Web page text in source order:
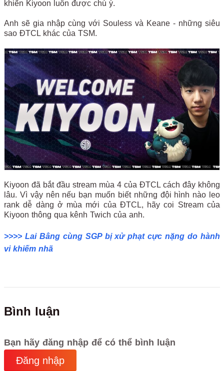
khiến Kiyoon luôn được chú ý.
Anh sẽ gia nhập cùng với Souless và Keane - những siêu
sao ĐTCL khác của TSM.
Kiyoon đã bắt đầu stream mùa 4 của ĐTCL cách đây không
lâu. Vì vậy nên nếu bạn muốn biết những đội hình nào leo
rank dễ dàng ở mùa mới của ĐTCL, hãy coi Stream của
Kiyoon thông qua kênh Twich của anh.
>>>> Lai Bâng cùng SGP bị xử phạt cực nặng do hành
vi khiếm nhã
Bình luận
Bạn hãy đăng nhập để có thể bình luận
Đăng nhập